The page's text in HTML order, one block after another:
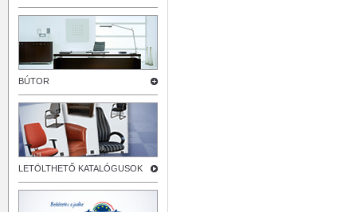
BÚTOR
LETÖLTHETŐ KATALÓGUSOK